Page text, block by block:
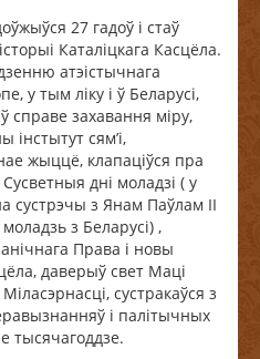
27 гадоў і стаў
Каталіцкага Касцёла.
атэістычнага
у тым ліку і ў Беларусі,
захавання міру,
інстытут сям’і,
жыццё, клапаціўся пра
Сусветныя дні моладзі ( у
сустрэчы з Янам Паўлам ІІ
з Беларусі) ,
Права і новы
даверыў свет Маці
сустракаўся з
і палітычных
тысячагоддзе.